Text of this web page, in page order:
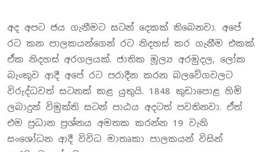
අද අපට ජය ගැනීමට සටන් දෙකක් තිබෙනවා. අපේ
රට කන පාලකයන්ගෙන් රට නිදහස් කර ගැනීම එකක්.
ඒක නිදහස් අරගලයක්. ජාතික මූල්‍ය අරමුදල, ලෝක
බැංකුව ආදී අපේ රට පරාදීන කරන බලවේගවලට
විරුද්ධවත් සටනක් කළ යුතුයි. 1848 කුඩාපොළ හිමි
ලබාදුන් විමුක්ති සටන් පාඨය අදටත් පවතිනවා. ඒත්
එම ප්‍රධාන ප්‍රශ්නය අමතක කරන්න 19 වැනි
සංශෝධන ආදී විවිධ මාතෘකා පාලකයන් විසින්